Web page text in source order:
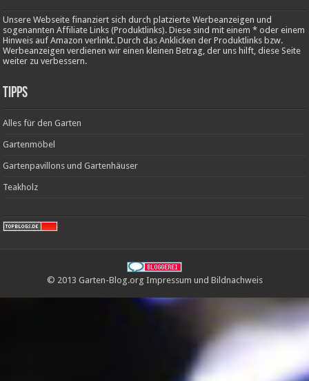
Unsere Webseite finanziert sich durch platzierte Werbeanzeigen und
sogenannten Affiliate Links (Produktlinks). Diese sind mit einem * oder einem
Hinweis auf Amazon verlinkt. Durch das Anklicken der Produktlinks bzw.
Werbeanzeigen verdienen wir einen kleinen Betrag, der uns hilft, diese Seite
weiter zu verbessern.
Tipps
Alles für den Garten
Gartenmöbel
Gartenpavillons und Gartenhäuser
Teakholz
© 2013 Garten-Blog.org Impressum und Bildnachweis